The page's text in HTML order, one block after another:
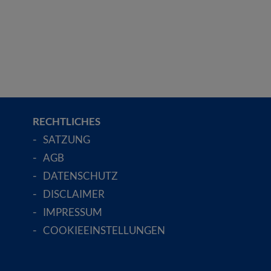
RECHTLICHES
SATZUNG
AGB
DATENSCHUTZ
DISCLAIMER
IMPRESSUM
COOKIEEINSTELLUNGEN